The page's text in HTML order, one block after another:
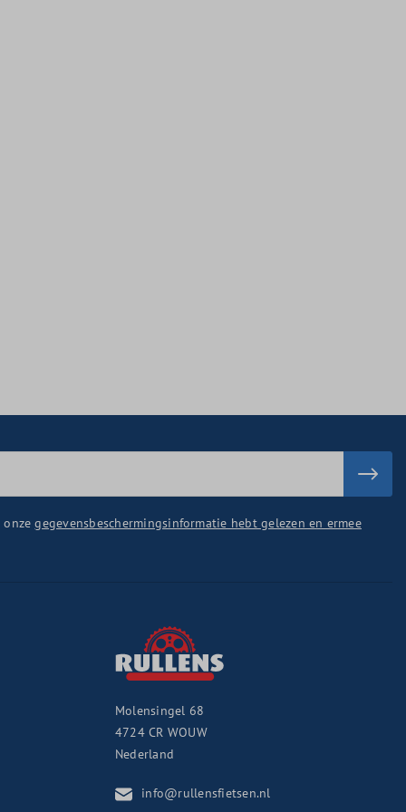
onzegegevensbeschermingsinformatie hebt gelezen en ermee
Molensingel 68
4724 CR WOUW
Nederland
info@rullensfietsen.nl